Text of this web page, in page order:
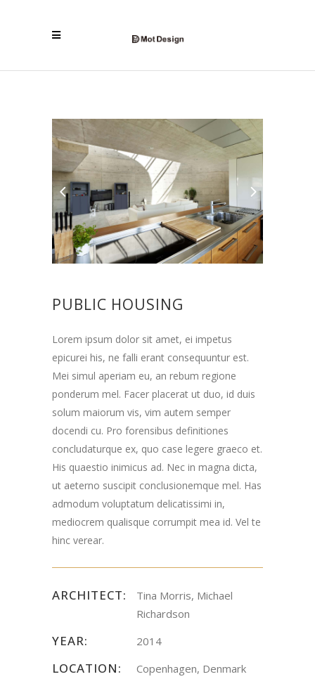
PUBLIC HOUSING
Lorem ipsum dolor sit amet, ei impetus
epicurei his, ne falli erant consequuntur est.
Mei simul aperiam eu, an rebum regione
ponderum mel. Facer placerat ut duo, id duis
solum maiorum vis, vim autem semper
docendi cu. Pro forensibus definitiones
concludaturque ex, quo case legere graeco et.
His quaestio inimicus ad. Nec in magna dicta,
ut aeterno suscipit conclusionemque mel. Has
admodum voluptatum delicatissimi in,
mediocrem qualisque corrumpit mea id. Vel te
hinc verear.
ARCHITECT:
Tina Morris, Michael
Richardson
YEAR: 2014
LOCATION: Copenhagen, Denmark